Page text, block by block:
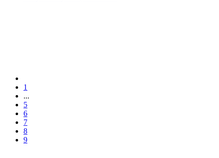
1
...
5
6
7
8
9